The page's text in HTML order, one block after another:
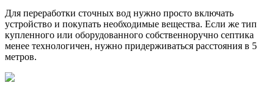
Для переработки сточных вод нужно просто включать
устройство и покупать необходимые вещества. Если же тип
купленного или оборудованного собственноручно септика
менее технологичен, нужно придерживаться расстояния в 5
метров.